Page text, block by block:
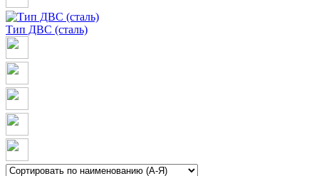
Тип ДВС (сталь)